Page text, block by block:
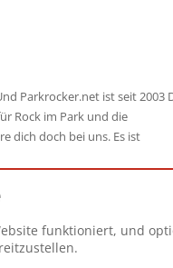
Parkrocker.net ist seit 2003
Rock im Park und die
dich doch bei uns. Es ist
funktioniert, und